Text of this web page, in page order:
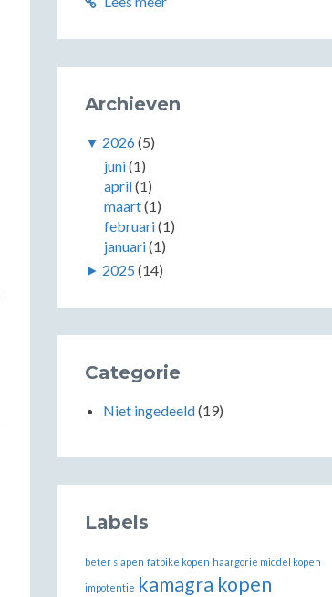
Archieven
▼ 2026(5)
juni(1)
april(1)
maart(1)
februari(1)
januari(1)
► 2025 (14)
Categorie
Niet ingedeeld(19)
Labels
beter slapen fatbike kopen haargorie middel kopen
impotentie kamagra kopen